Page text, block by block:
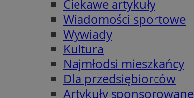
Ciekawe artykuły
Wiadomości sportowe
Wywiady
Kultura
Najmłodsi mieszkańcy
Dla przedsiębiorców
Artykuły sponsorowane